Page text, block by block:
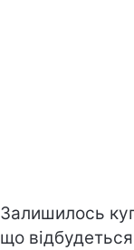
Залишилось
що відбудеться